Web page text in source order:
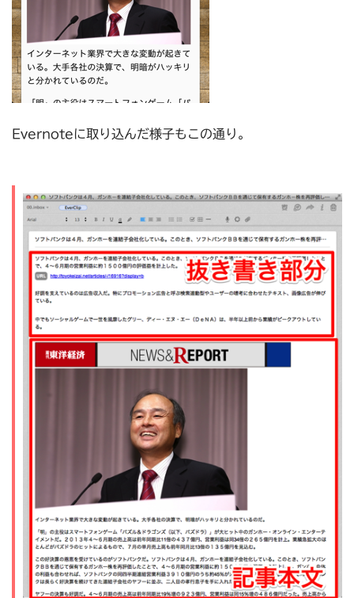
Evernoteに取り込んだ様子もこの通り。